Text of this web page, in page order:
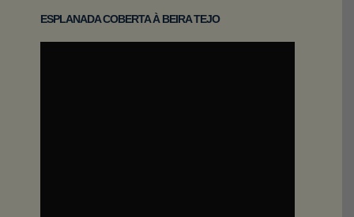
ESPLANADA COBERTA À BEIRA TEJO